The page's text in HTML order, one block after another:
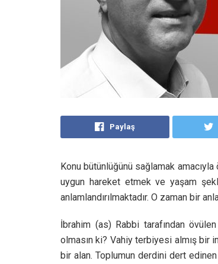
Paylaş
Konu bütünlüğünü sağlamak
uygun hareket etmek ve yaşam
anlamlandırılmaktadır. O zaman bir
İbrahim (as) Rabbi tarafından
olmasın ki? Vahiy terbiyesi almış bir
bir alan. Toplumun derdini dert